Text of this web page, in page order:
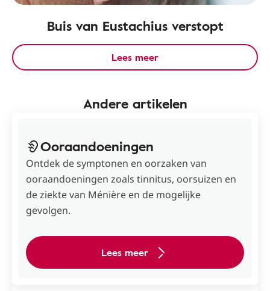
Buis van Eustachius verstopt
Lees meer
Andere artikelen
Ooraandoeningen
Ontdek de symptonen en oorzaken van
ooraandoeningen zoals tinnitus, oorsuizen en
de ziekte van Ménière en de mogelijke
gevolgen.
Lees meer